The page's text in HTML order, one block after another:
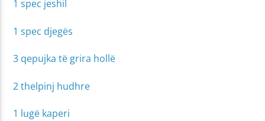
1 spec jeshil
1 spec djegës
3 qepujka të grira hollë
2 thelpinj hudhre
1 lugë kaperi